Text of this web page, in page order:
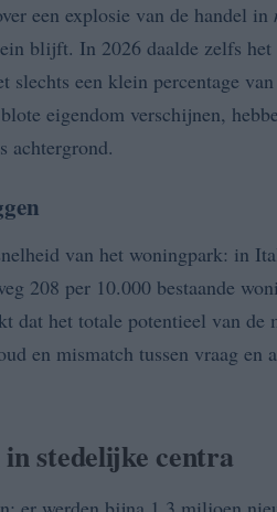
een explosie van de handel in
blijft. In 2026 daalde zelfs het
een klein percentage
eigendom verschijnen,
achtergrond.
van het woningpark: in
208 per 10.000 bestaande
dat het totale potentieel van de
en mismatch tussen vraag en
stedelijke centra